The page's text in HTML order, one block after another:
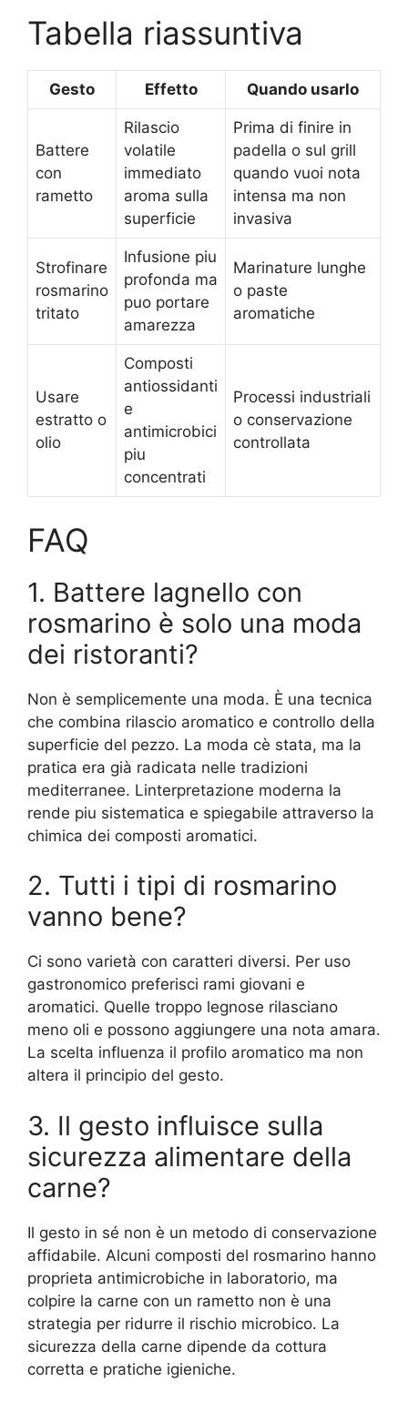
Tabella riassuntiva
Gesto Effetto Quando usarlo
Battere
con
rametto
Rilascio
volatile
immediato
aroma sulla
superficie
Prima di finire in
padella o sul grill
quando vuoi nota
intensa ma non
invasiva
Strofinare
rosmarino
tritato
Infusione piu
profonda ma
puo portare
amarezza
Marinature lunghe
o paste
aromatiche
Usare
estratto o
olio
Composti
antiossidanti
e
antimicrobici
piu
concentrati
Processi industriali
o conservazione
controllata
FAQ
1. Battere lagnello con
rosmarino è solo una moda
dei ristoranti?
Non è semplicemente una moda. È una tecnica
che combina rilascio aromatico e controllo della
superficie del pezzo. La moda cè stata, ma la
pratica era già radicata nelle tradizioni
mediterranee. Linterpretazione moderna la
rende piu sistematica e spiegabile attraverso la
chimica dei composti aromatici.
2. Tutti i tipi di rosmarino
vanno bene?
Ci sono varietà con caratteri diversi. Per uso
gastronomico preferisci rami giovani e
aromatici. Quelle troppo legnose rilasciano
meno oli e possono aggiungere una nota amara.
La scelta influenza il profilo aromatico ma non
altera il principio del gesto.
3. Il gesto influisce sulla
sicurezza alimentare della
carne?
Il gesto in sé non è un metodo di conservazione
affidabile. Alcuni composti del rosmarino hanno
proprieta antimicrobiche in laboratorio, ma
colpire la carne con un rametto non è una
strategia per ridurre il rischio microbico. La
sicurezza della carne dipende da cottura
corretta e pratiche igieniche.